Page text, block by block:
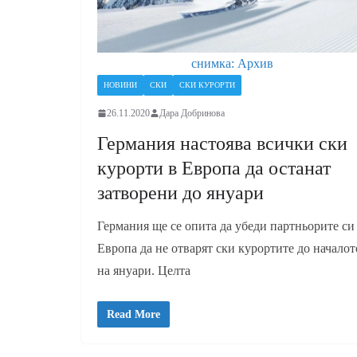
снимка: Архив
НОВИНИ СКИ СКИ КУРОРТИ
26.11.2020 Дара Добринова
Германия настоява всички ски
курорти в Европа да останат
затворени до януари
Германия ще се опита да убеди партньорите си
Европа да не отварят ски курортите до
на януари. Целта
Read More